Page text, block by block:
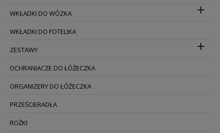
WKŁADKI DO WÓZKA 
WKŁADKI DO FOTELIKA
ZESTAWY 
OCHRANIACZE DO ŁÓŻECZKA
ORGANIZERY DO ŁÓŻECZKA
PRZEŚCIERADŁA
ROŻKI